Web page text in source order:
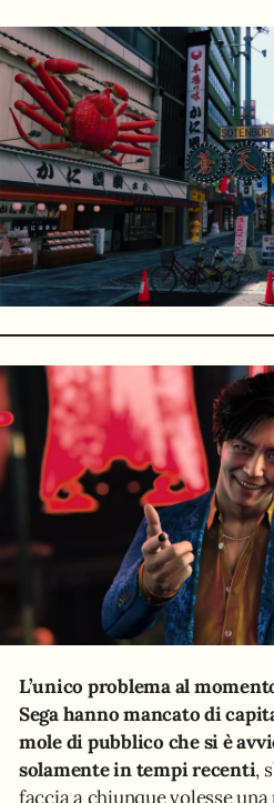
L’unico problema al
Sega hanno mancato di
mole di pubblico che si è
solamente in tempi recenti,
faccia a chiunque volesse una